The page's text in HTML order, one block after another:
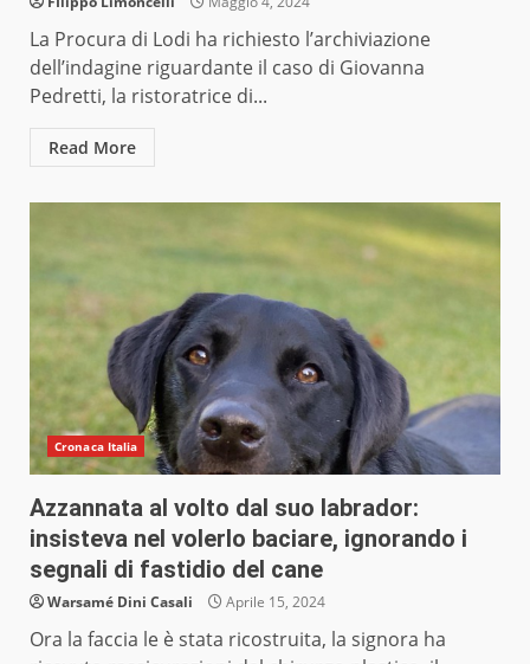
La Procura di Lodi ha richiesto l’archiviazione
dell’indagine riguardante il caso di Giovanna
Pedretti, la ristoratrice di...
Read More
Cronaca Italia
Azzannata al volto dal suo labrador:
insisteva nel volerlo baciare, ignorando i
segnali di fastidio del cane
Warsamé Dini Casali Aprile 15, 2024
Ora la faccia le è stata ricostruita, la signora ha